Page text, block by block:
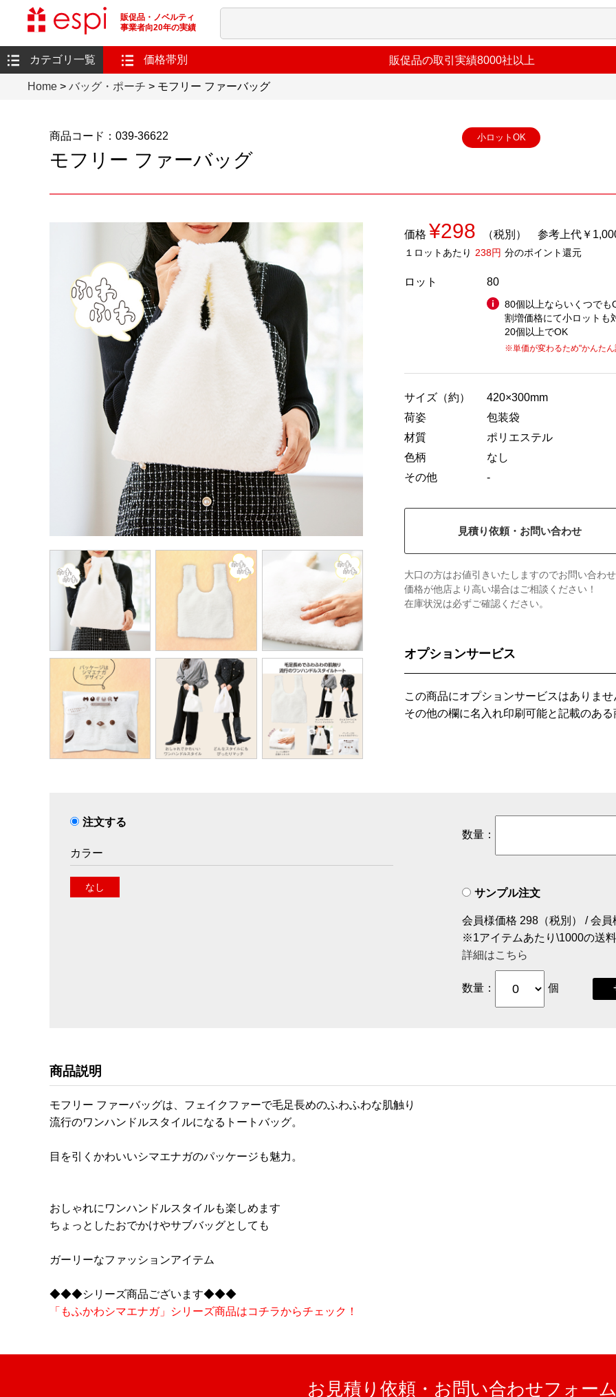
販促品・ノベルティ
事業者向20年の実績
カテゴリ一覧 価格帯別 販促品の取引実績8000社以上
Home >バッグ・ポーチ > モフリー ファーバッグ
商品コード：039-36622
モフリー ファーバッグ
小ロットOK
価格 ¥298 （税別） 参考上代￥
１ロットあたり 238円 分のポイント還元
ロット 80
80個以上ならいくつでも
割増価格にて小ロットも
20個以上でOK
※単価が変わるため"かんた
サイズ（約）
420×300mm
荷姿
包装袋
材質
ポリエステル
色柄
なし
その他
-
見積り依頼・お問い合わせ
大口の方はお値引きいたしますのでお問い合わ
価格が他店より高い場合はご相談ください！
在庫状況は必ずご確認ください。
オプションサービス
この商品にオプションサービスはありませ
その他の欄に名入れ印刷可能と記載のあ
注文する
カラー
なし
数量：
サンプル注文
会員様価格 298（税別） / 会
※1アイテムあたり\1000の送
詳細はこちら
数量： 個
商品説明
モフリー ファーバッグは、フェイクファーで毛足長めのふわふわな肌触り
流行のワンハンドルスタイルになるトートバッグ。
目を引くかわいいシマエナガのパッケージも魅力。
おしゃれにワンハンドルスタイルも楽しめます
ちょっとしたおでかけやサブバッグとしても
ガーリーなファッションアイテム
◆◆◆シリーズ商品ございます◆◆◆
「もふかわシマエナガ」シリーズ商品はコチラからチェック！
お見積り依頼・お問い合わせフォー